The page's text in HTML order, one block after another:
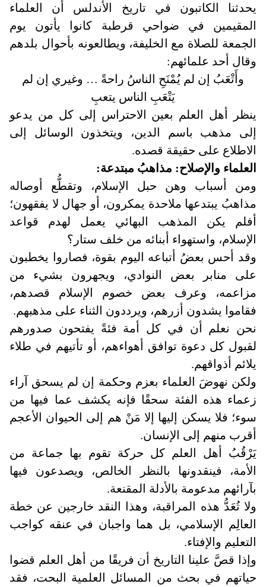
يحدثنا الكاتبون في تاريخ الأندلس أن العلماء
المقيمين في ضواحي قرطبة كانوا يأتون يوم
الجمعة للصلاة مع الخليفة، ويطالعونه بأحوال بلدهم
وقال أحد علمائهم:
وأَتْعَبُ إن لم يُمْنَحِ الناسُ راحةً … وغيري إن لم
يَتْعَبِ الناس يتعبِ
ينظر أهل العلم بعين الاحتراس إلى كل من يدعو
إلى مذهب باسم الدين، ويتخذون الوسائل إلى
الاطلاع على حقيقة قصده.
العلماء والإصلاح: مذاهبُ مبتدعة:
ومن أسباب وهن حبل الإسلام، وتقطُّع أوصاله
مذاهبُ يبتدعها ملاحدة يمكرون، أو جهال لا يفقهون؛
أفلم يكن المذهب البهائي يعمل لهدم قواعد
الإسلام، واستهواء أبنائه من خلف ستار؟
وقد أحس بعضُ أتباعه اليوم بقوة، فصاروا يخطبون
على منابر بعض النوادي، ويجهرون بشيء من
مزاعمه، وعرف بعض خصوم الإسلام قصدهم،
فقاموا يشدون أزرهم، ويرددون الثناء على مذهبهم.
نحن نعلم أن في كل أمة فئةً يفتحون صدورهم
لقبول كل دعوة توافق أهواءهم، أو تأتيهم في طلاء
يلائم أذواقهم.
ولكن نهوضَ العلماء بعزم وحكمة إن لم يسحق آراء
زعماء هذه الفئة سحقًا فإنه يكشف عما فيها من
سوء؛ فلا يسكن إليها إلا مَنْ هم إلى الحيوان الأعجم
أقرب منهم إلى الإنسان.
يَرْقُبُ أهل العلم كل حركة تقوم بها جماعة من
الأمة، فينقدونها بالنظر الخالص، ويصدعون فيها
بآرائهم مدعومة بالأدلة المقنعة.
ولا تُعَدُّ هذه المراقبة، وهذا النقد خارجين عن خطة
العالِم الإسلامي، بل هما واجبان في عنقه كواجب
التعليم والإفتاء.
وإذا قصَّ علينا التاريخ أن فريقًا من أهل العلم قضوا
حياتهم في بحث من المسائل العلمية البحت، فقد